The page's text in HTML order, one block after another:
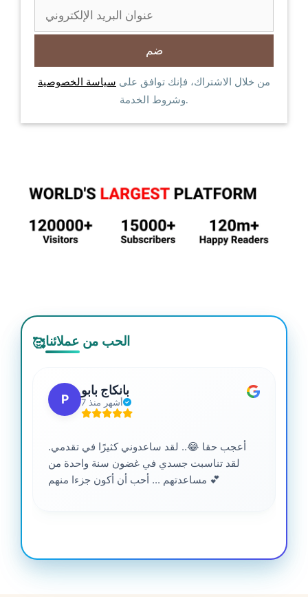
من خلال الاشتراك، فإنك توافق على سياسة الخصوصية
وشروط الخدمة.
🥰الحب من عملائنا
P
بانكاج بابو
7 أشهر منذ
أعجب حقا 😂.. لقد ساعدوني كثيرًا في تقدمي.
لقد تناسبت جسدي في غضون سنة واحدة من
مساعدتهم ... أحب أن أكون جزءا منهم 💕